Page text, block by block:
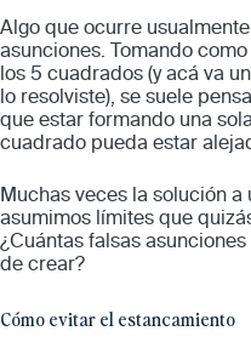
Algo que ocurre
asunciones. Tomando
los 5 cuadrados (y acá va
lo resolviste), se suele
que estar formando una
cuadrado pueda estar
Muchas veces la solución
asumimos límites que
¿Cuántas falsas
de crear?
Cómo evitar el estancamiento